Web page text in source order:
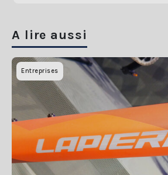
A lire aussi
Entreprises